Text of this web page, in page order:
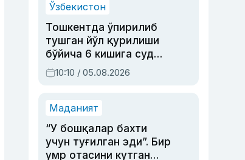
Ўзбекистон
Тошкентда ўпирилиб
тушган йўл қурилиши
бўйича 6 кишига суд
ҳукми ўқилди
10:10 / 05.08.2026
Маданият
“У бошқалар бахти
учун туғилган эди”. Бир
умр отасини кутган